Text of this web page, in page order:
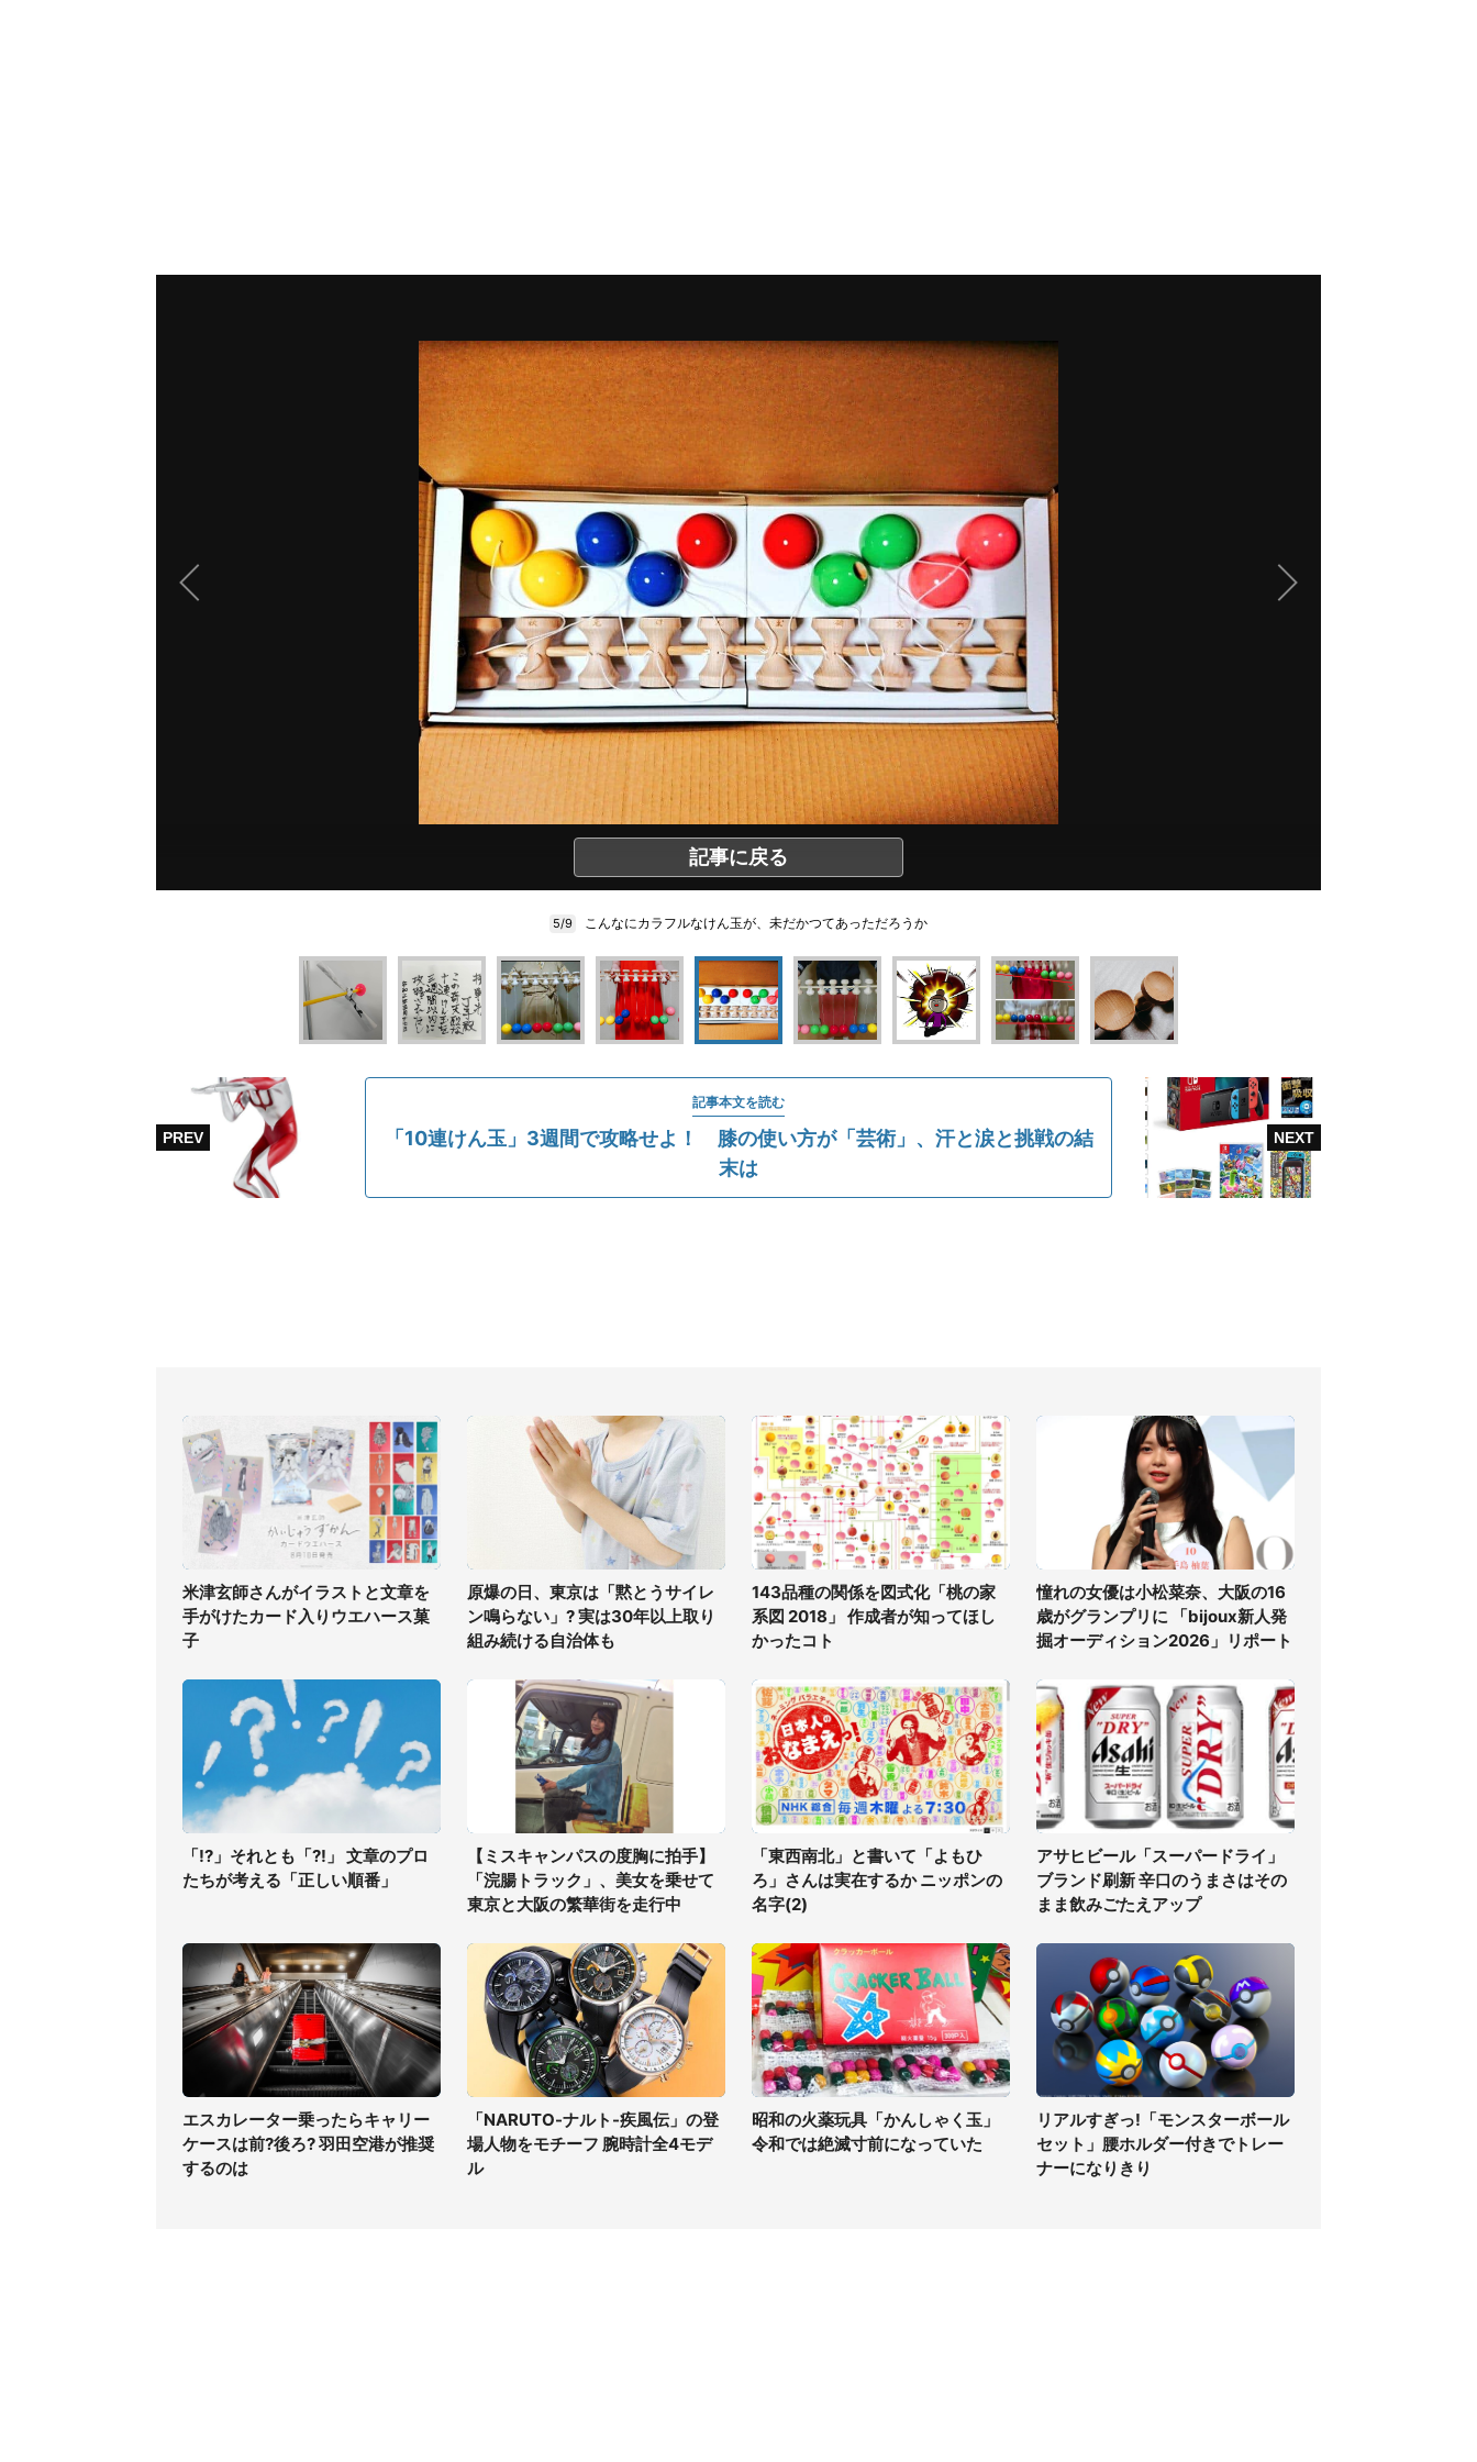
記事に戻る
5/9 こんなにカラフルなけん玉が、未だかつてあっただろうか
記事本文を読む
「10連けん玉」3週間で攻略せよ！ 膝の使い方が「芸術」、汗と涙と挑戦の結
末は
米津玄師さんがイラストと文章を
手がけたカード入りウエハース菓
子
原爆の日、東京は「黙とうサイレ
ン鳴らない」? 実は30年以上取り
組み続ける自治体も
143品種の関係を図式化「桃の家
系図 2018」 作成者が知ってほし
かったコト
憧れの女優は小松菜奈、大阪の16
歳がグランプリに 「bijoux新人発
掘オーディション2026」リポート
「!?」それとも「?!」 文章のプロ
たちが考える「正しい順番」
【ミスキャンパスの度胸に拍手】
「浣腸トラック」、美女を乗せて
東京と大阪の繁華街を走行中
「東西南北」と書いて「よもひ
ろ」さんは実在するか ニッポンの
名字(2)
アサヒビール「スーパードライ」
ブランド刷新 辛口のうまさはその
まま飲みごたえアップ
エスカレーター乗ったらキャリー
ケースは前?後ろ? 羽田空港が推奨
するのは
「NARUTO-ナルト-疾風伝」の登
場人物をモチーフ 腕時計全4モデ
ル
昭和の火薬玩具「かんしゃく玉」
令和では絶滅寸前になっていた
リアルすぎっ!「モンスターボール
セット」腰ホルダー付きでトレー
ナーになりきり